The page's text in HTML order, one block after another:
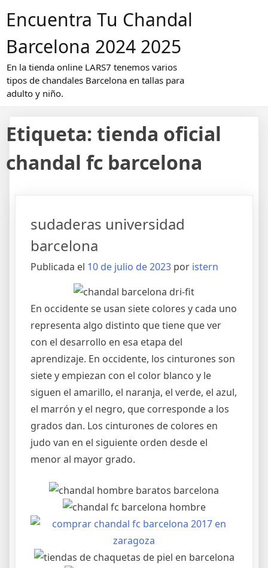
Encuentra Tu Chandal
Barcelona 2024 2025
En la tienda online LARS7 tenemos varios
tipos de chandales Barcelona en tallas para
adulto y niño.
Etiqueta: tienda oficial
chandal fc barcelona
sudaderas universidad
barcelona
Publicada el 10 de julio de 2023 por istern
En occidente se usan siete colores y cada uno
representa algo distinto que tiene que ver
con el desarrollo en esa etapa del
aprendizaje. En occidente, los cinturones son
siete y empiezan con el color blanco y le
siguen el amarillo, el naranja, el verde, el azul,
el marrón y el negro, que corresponde a los
grados dan. Los cinturones de colores en
judo van en el siguiente orden desde el
menor al mayor grado.